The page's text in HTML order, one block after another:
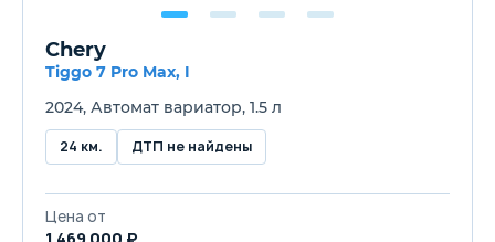
Chery
Tiggo 7 Pro Max, I
2024, Автомат вариатор, 1.5 л
24 км. ДТП не найдены
Цена от
1 469 000 ₽